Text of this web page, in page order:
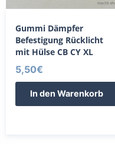
Gummi Dämpfer
Befestigung Rücklicht
mit Hülse CB CY XL
5,50€
In den Warenkorb